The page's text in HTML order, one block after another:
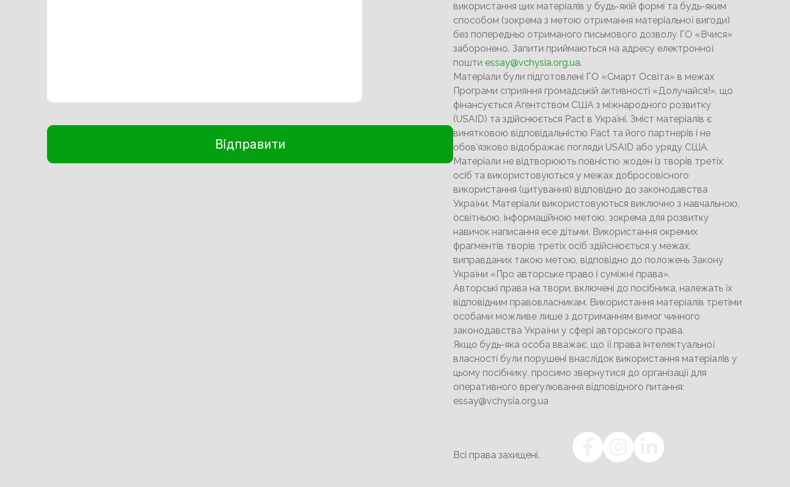
використання цих матеріалів у будь-якій формі та будь-яким
способом (зокрема з метою отримання матеріальної вигоди)
без попередньо отриманого письмового дозволу ГО «Вчися»
заборонено. Запити приймаються на адресу електронної
пошти essay@vchysia.org.ua.
Матеріали були підготовлені ГО «Смарт Освіта» в межах
Програми сприяння громадській активності «Долучайся!», що
фінансується Агентством США з міжнародного розвитку
(USAID) та здійснюється Pact в Україні. Зміст матеріалів є
винятковою відповідальністю Pact та його партнерів і не
обов’язково відображає погляди USAID або уряду США.
Матеріали не відтворюють повністю жоден із творів третіх
осіб та використовуються у межах добросовісного
використання (цитування) відповідно до законодавства
України. Матеріали використовуються виключно з навчальною,
освітньою, інформаційною метою, зокрема для розвитку
навичок написання есе дітьми. Використання окремих
фрагментів творів третіх осіб здійснюється у межах,
виправданих такою метою, відповідно до положень Закону
України «Про авторське право і суміжні права».
Авторські права на твори, включені до посібника, належать їх
відповідним правовласникам. Використання матеріалів третіми
особами можливе лише з дотриманням вимог чинного
законодавства України у сфері авторського права.
Якщо будь-яка особа вважає, що її права інтелектуальної
власності були порушені внаслідок використання матеріалів у
цьому посібнику, просимо звернутися до організації для
оперативного врегулювання відповідного питання:
essay@vchysia.org.ua
Всі права захищені.